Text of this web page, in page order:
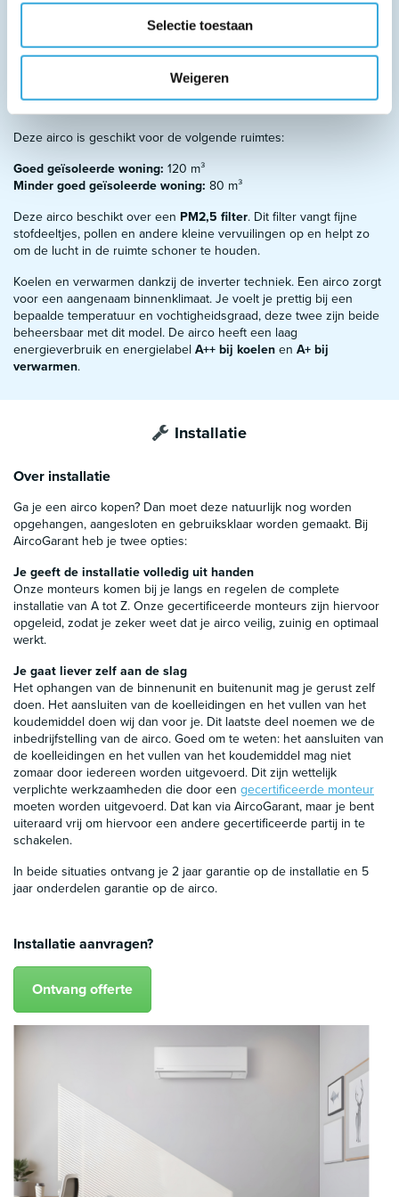
Selectie toestaan
Weigeren
Stille modus
Hotstart functie bij verwarmen
PM2,5 filter
Deze airco is geschikt voor de volgende ruimtes:
Goed geïsoleerde woning: 120 m³
Minder goed geïsoleerde woning: 80 m³
Deze airco beschikt over een PM2,5 filter. Dit filter vangt fijne
stofdeeltjes, pollen en andere kleine vervuilingen op en helpt zo
om de lucht in de ruimte schoner te houden.
Koelen en verwarmen dankzij de inverter techniek. Een airco zorgt
voor een aangenaam binnenklimaat. Je voelt je prettig bij een
bepaalde temperatuur en vochtigheidsgraad, deze twee zijn beide
beheersbaar met dit model. De airco heeft een laag
energieverbruik en energielabel A++ bij koelen en A+ bij
verwarmen.
Installatie
Over installatie
Ga je een airco kopen? Dan moet deze natuurlijk nog worden
opgehangen, aangesloten en gebruiksklaar worden gemaakt. Bij
AircoGarant heb je twee opties:
Je geeft de installatie volledig uit handen
Onze monteurs komen bij je langs en regelen de complete
installatie van A tot Z. Onze gecertificeerde monteurs zijn hiervoor
opgeleid, zodat je zeker weet dat je airco veilig, zuinig en optimaal
werkt.
Je gaat liever zelf aan de slag
Het ophangen van de binnenunit en buitenunit mag je gerust zelf
doen. Het aansluiten van de koelleidingen en het vullen van het
koudemiddel doen wij dan voor je. Dit laatste deel noemen we de
inbedrijfstelling van de airco. Goed om te weten: het aansluiten van
de koelleidingen en het vullen van het koudemiddel mag niet
zomaar door iedereen worden uitgevoerd. Dit zijn wettelijk
verplichte werkzaamheden die door een gecertificeerde monteur
moeten worden uitgevoerd. Dat kan via AircoGarant, maar je bent
uiteraard vrij om hiervoor een andere gecertificeerde partij in te
schakelen.
In beide situaties ontvang je 2 jaar garantie op de installatie en 5
jaar onderdelen garantie op de airco.
Installatie aanvragen?
Ontvang offerte